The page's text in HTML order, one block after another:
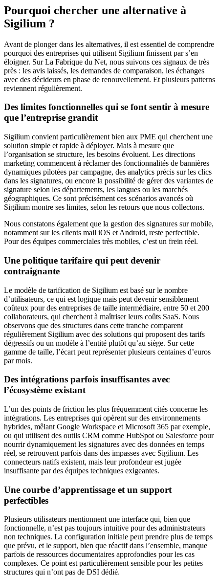
Pourquoi chercher une alternative à
Sigilium ?
Avant de plonger dans les alternatives, il est essentiel de comprendre
pourquoi des entreprises qui utilisent Sigilium finissent par s’en
éloigner. Sur La Fabrique du Net, nous suivons ces signaux de très
près : les avis laissés, les demandes de comparaison, les échanges
avec des décideurs en phase de renouvellement. Et plusieurs patterns
reviennent régulièrement.
Des limites fonctionnelles qui se font sentir à mesure
que l’entreprise grandit
Sigilium convient particulièrement bien aux PME qui cherchent une
solution simple et rapide à déployer. Mais à mesure que
l’organisation se structure, les besoins évoluent. Les directions
marketing commencent à réclamer des fonctionnalités de bannières
dynamiques pilotées par campagne, des analytics précis sur les clics
dans les signatures, ou encore la possibilité de gérer des variantes de
signature selon les départements, les langues ou les marchés
géographiques. Ce sont précisément ces scénarios avancés où
Sigilium montre ses limites, selon les retours que nous collectons.
Nous constatons également que la gestion des signatures sur mobile,
notamment sur les clients mail iOS et Android, reste perfectible.
Pour des équipes commerciales très mobiles, c’est un frein réel.
Une politique tarifaire qui peut devenir
contraignante
Le modèle de tarification de Sigilium est basé sur le nombre
d’utilisateurs, ce qui est logique mais peut devenir sensiblement
coûteux pour des entreprises de taille intermédiaire, entre 50 et 200
collaborateurs, qui cherchent à maîtriser leurs coûts SaaS. Nous
observons que des structures dans cette tranche comparent
régulièrement Sigilium avec des solutions qui proposent des tarifs
dégressifs ou un modèle à l’entité plutôt qu’au siège. Sur cette
gamme de taille, l’écart peut représenter plusieurs centaines d’euros
par mois.
Des intégrations parfois insuffisantes avec
l’écosystème existant
L’un des points de friction les plus fréquemment cités concerne les
intégrations. Les entreprises qui opèrent sur des environnements
hybrides, mêlant Google Workspace et Microsoft 365 par exemple,
ou qui utilisent des outils CRM comme HubSpot ou Salesforce pour
nourrir dynamiquement les signatures avec des données en temps
réel, se retrouvent parfois dans des impasses avec Sigilium. Les
connecteurs natifs existent, mais leur profondeur est jugée
insuffisante par des équipes techniques exigeantes.
Une courbe d’apprentissage et un support
perfectibles
Plusieurs utilisateurs mentionnent une interface qui, bien que
fonctionnelle, n’est pas toujours intuitive pour des administrateurs
non techniques. La configuration initiale peut prendre plus de temps
que prévu, et le support, bien que réactif dans l’ensemble, manque
parfois de ressources documentaires approfondies pour les cas
complexes. Ce point est particulièrement sensible pour les petites
structures qui n’ont pas de DSI dédié.